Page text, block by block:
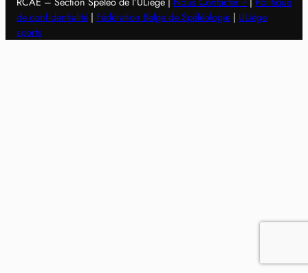
de confidentialité | Fédération Belge de Spéléologie | ULiège
sports